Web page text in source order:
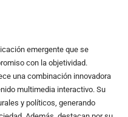
emergente que se
con la objetividad.
una combinación innovadora
multimedia interactivo. Su
y políticos, generando